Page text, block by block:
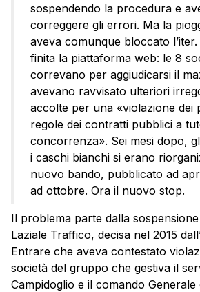
sospendendo la procedura e
correggere gli errori. Ma la
aveva comunque bloccato
finita la piattaforma web: le 8
correvano per aggiudicarsi il
avevano ravvisato ulteriori
accolte per una «violazione dei
regole dei contratti pubblici a
concorrenza». Sei mesi dopo,
i caschi bianchi si erano
nuovo bando, pubblicato ad
ad ottobre. Ora il nuovo stop.
Il problema parte dalla
Laziale Traffico, decisa nel 2015
Entrare che aveva contestato
società del gruppo che gestiva il
Campidoglio e il comando